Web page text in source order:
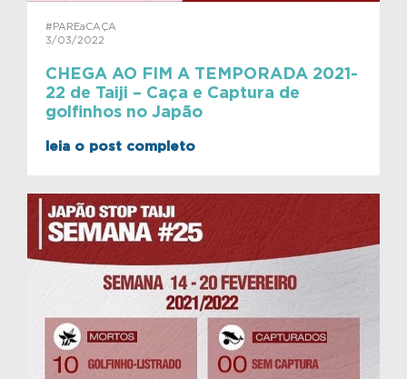
#PAREaCAÇA
3/03/2022
CHEGA AO FIM A TEMPORADA 2021-
22 de Taiji – Caça e Captura de
golfinhos no Japão
leia o post completo